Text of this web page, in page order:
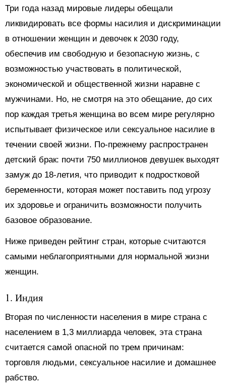
Три года назад мировые лидеры обещали
ликвидировать все формы насилия и дискриминации
в отношении женщин и девочек к 2030 году,
обеспечив им свободную и безопасную жизнь, с
возможностью участвовать в политической,
экономической и общественной жизни наравне с
мужчинами. Но, не смотря на это обещание, до сих
пор каждая третья женщина во всем мире регулярно
испытывает физическое или сексуальное насилие в
течении своей жизни. По-прежнему распространен
детский брак: почти 750 миллионов девушек выходят
замуж до 18-летия, что приводит к подростковой
беременности, которая может поставить под угрозу
их здоровье и ограничить возможности получить
базовое образование.
Ниже приведен рейтинг стран, которые считаются
самыми неблагоприятными для нормальной жизни
женщин.
1. Индия
Вторая по численности населения в мире страна с
населением в 1,3 миллиарда человек, эта страна
считается самой опасной по трем причинам:
торговля людьми, сексуальное насилие и домашнее
рабство.